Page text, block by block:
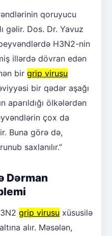
qoruyucu
gəlir. Dos. Dr. Yavuz
H3N2-nin
illərdə dövran edən
bir grip virusu
bir qədər aşağı
aparıldığı ölkələrdən
çox da
Buna görə də,
saxlanılır.”
Dərman
grip virusu xüsusilə
alır. Məsələn,